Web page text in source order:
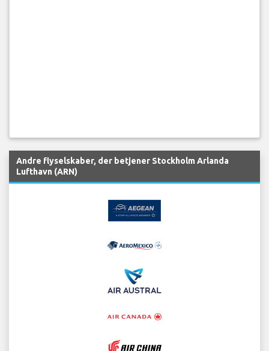
Andre flyselskaber, der betjener Stockholm Arlanda
Lufthavn (ARN)